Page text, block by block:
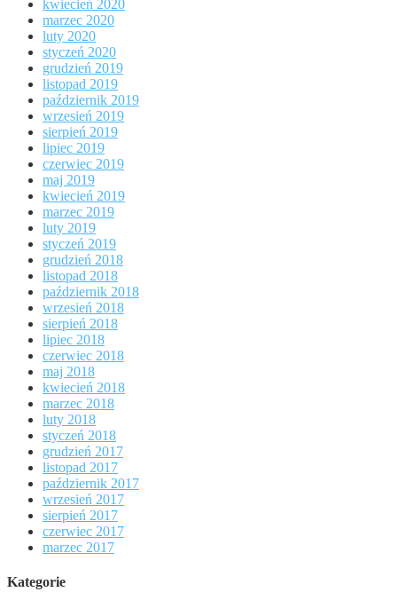
kwiecień 2020
marzec 2020
luty 2020
styczeń 2020
grudzień 2019
listopad 2019
październik 2019
wrzesień 2019
sierpień 2019
lipiec 2019
czerwiec 2019
maj 2019
kwiecień 2019
marzec 2019
luty 2019
styczeń 2019
grudzień 2018
listopad 2018
październik 2018
wrzesień 2018
sierpień 2018
lipiec 2018
czerwiec 2018
maj 2018
kwiecień 2018
marzec 2018
luty 2018
styczeń 2018
grudzień 2017
listopad 2017
październik 2017
wrzesień 2017
sierpień 2017
czerwiec 2017
marzec 2017
Kategorie